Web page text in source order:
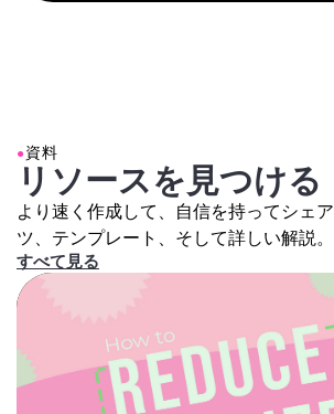
リソースを見つける
より速く作成して、自信を持ってシェ
ツ、テンプレート、そして詳しい解説。
すべて見る